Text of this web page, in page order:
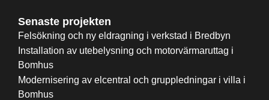
Senaste projekten
Felsökning och ny eldragning i verkstad i Bredbyn
Installation av utebelysning och motorvärmaruttag i
Bomhus
Modernisering av elcentral och gruppledningar i villa i
Bomhus